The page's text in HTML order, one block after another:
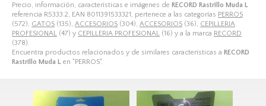
Precio, información, características e imágenes de RECORD Rastrillo Muda L
referencia R5333.2, EAN 8011391533321, pertenece a las categorías PERROS
(572), GATOS (135), ACCESORIOS (304), ACCESORIOS (36), CEPILLERIA
PROFESIONAL
(47) y CEPILLERIA PROFESIONAL (16) y a la marca RECORD
(378).
Encuentra productos relacionados y de similares características a RECORD
Rastrillo Muda L en "PERROS".